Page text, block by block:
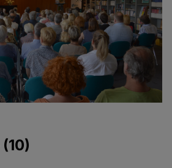
(10)